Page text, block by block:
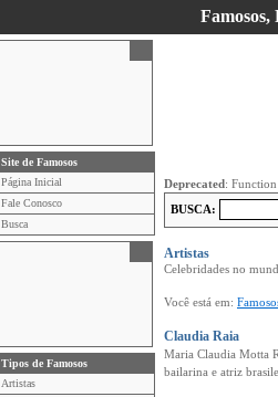
Famosos,
Site de Famosos
Página Inicial
Fale Conosco
Busca
Tipos de Famosos
Artistas
Deprecated:
BUSCA:
Artistas
Celebridades no
Você está em:
Claudia Raia
Maria Claudia Motta
bailarina e atriz